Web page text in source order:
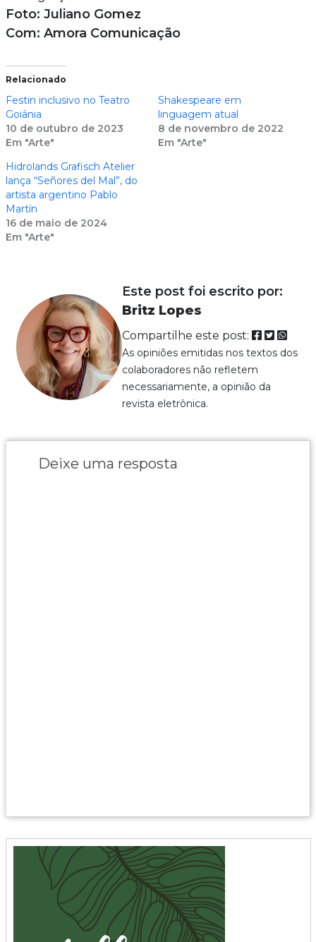
Foto: Juliano Gomez
Com: Amora Comunicação
Relacionado
Festin inclusivo no Teatro
Goiânia
10 de outubro de 2023
Em "Arte"
Shakespeare em
linguagem atual
8 de novembro de 2022
Em "Arte"
Hidrolands Grafisch Atelier
lança “Señores del Mal”, do
artista argentino Pablo
Martín
16 de maio de 2024
Em "Arte"
Este post foi escrito por:
Britz Lopes
Compartilhe este post:
As opiniões emitidas nos textos dos
colaboradores não refletem
necessariamente, a opinião da
revista eletrônica.
Deixe uma resposta